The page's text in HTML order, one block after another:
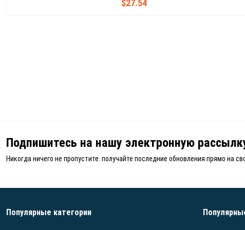
$27.54
Подпишитесь на нашу электронную
Никогда ничего не пропустите: получайте последние обновления прямо на
Популярные категории